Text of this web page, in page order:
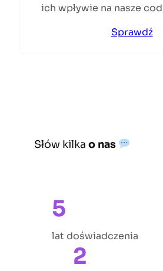
ich wpływie na nasze
Sprawdź
Słów kilka o nas
5
lat doświadczenia
2